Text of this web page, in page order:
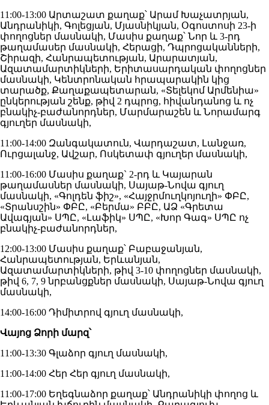
11:00-13:00 Արտաշատ քաղաք՝ Արամ Խաչատրյան,
Անդրանիկի, Գոլեցյան, Մյասնիկյան, Օգոստոսի 23-ի
փողոցներ մասնակի, Մասիս քաղաք՝ Նոր և 3-րդ
թաղամասեր մասնակի, Հերացի, Դպրոցականների,
Շիրազի, Հանրապետության, Արարատյան,
Ազատամարտիկների, Երիտասարդական փողոցներ
մասնակի, Կենտրոնական հրապարակին կից
տարածք, Քաղաքապետարան, «Տելեկոմ Արմենիա»
ընկերության շենք, թիվ 2 դպրոց, հիվանդանոց և ոչ
բնակիչ-բաժանորդներ, Մարմարաշեն և Նորամարգ
գյուղեր մասնակի,
11:00-14:00 Զանգակատուն, Վարդաշատ, Լանջառ,
Ուրցալանջ, Ավշար, Ոսկետափ գյուղեր մասնակի,
11:00-16:00 Մասիս քաղաք` 2-րդ և Կայարան
թաղամասներ մասնակի, Սայաթ-Նովա գյուղ
մասնակի, «Գոլդեն ֆիշ», «Հայջրմուղկոյուղի» ՓԲԸ,
«Տրանսշին» ՓԲԸ, «Բերմա» ԲԲԸ, ԱՁ «Գրետա
Ավագյան» ՍՊԸ, «Լաֆիկ» ՍՊԸ, «Խոր Գագ» ՍՊԸ ոչ
բնակիչ-բաժանորդներ,
12:00-13:00 Մասիս քաղաք՝ Բաբաջանյան,
Հանրապետության, Երևանյան,
Ազատամարտիկների, թիվ 3-10 փողոցներ մասնակի,
թիվ 6, 7, 9 նրբանցքներ մասնակի, Սայաթ-Նովա գյուղ
մասնակի,
14:00-16:00 Դիմիտրով գյուղ մասնակի,
Վայոց Ձորի մարզ՝
11:00-13:30 Գլաձոր գյուղ մասնակի,
11:00-14:00 Հեր Հեր գյուղ մասնակի,
11:00-17:00 Եղեգնաձոր քաղաք՝ Անդրանիկի փողոց և